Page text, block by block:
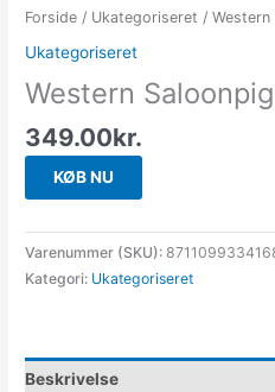
Forside / Ukategoriseret / Western
Ukategoriseret
Western
349.00kr.
KØB NU
Varenummer (SKU):
Kategori: Ukategoriseret
Beskrivelse